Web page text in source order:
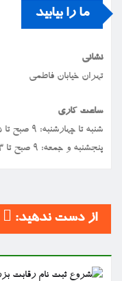
ما را بیابید
نشانی
تهران خیابان فاطمی
ساعت کاری
شنبه تا چهارشنبه: ۹ صبح تا ۵ بعد از ظهر
پنجشنبه و جمعه: ۹ صبح تا ۳ بعد از ظهر
از دست ندهید: